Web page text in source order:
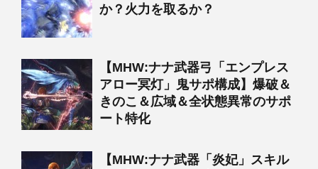
か？火力を取るか？
【MHW:ナナ武器弓「エンプレス
アロー冥灯」鬼サポ構成】爆破＆
きのこ＆広域＆全状態異常のサポ
ート特化
【MHW:ナナ武器「炎妃」スキル